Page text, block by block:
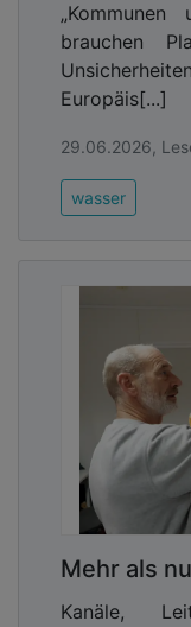
brauchen
Europäis[...]
29.06.2026,
wasser
Mehr als
Kanäle,